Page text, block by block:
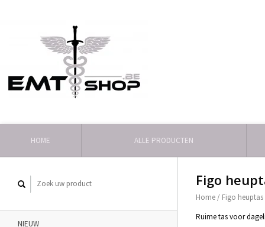
HOME ALLE PRODUCTEN
NIEUW
Figo
Home / Figo heuptas
Ruime tas voor